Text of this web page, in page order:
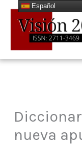
contenido
nueva
Español